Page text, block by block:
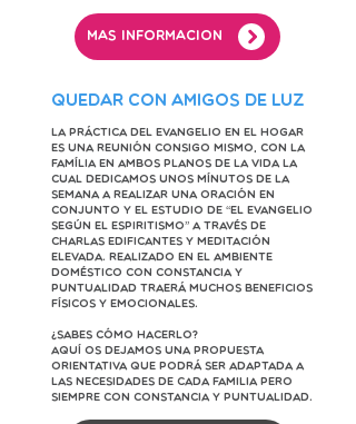
Más información
Quedar con amigos de luz
La práctica del Evangelio en el Hogar
es una reunión consigo mismo, con la
família en ambos planos de la vida la
cual dedicamos unos mínutos de la
semana a realizar una oración en
conjunto y el estudio de “El Evangelio
Según el Espiritismo” a través de
charlas edificantes y meditación
elevada. Realizado en el ambiente
doméstico con constancia y
puntualidad traerá muchos beneficios
físicos y emocionales.
¿Sabes cómo hacerlo?
Aquí os dejamos una propuesta
orientativa que podrá ser adaptada a
las necesidades de cada familia pero
siempre con constancia y puntualidad.